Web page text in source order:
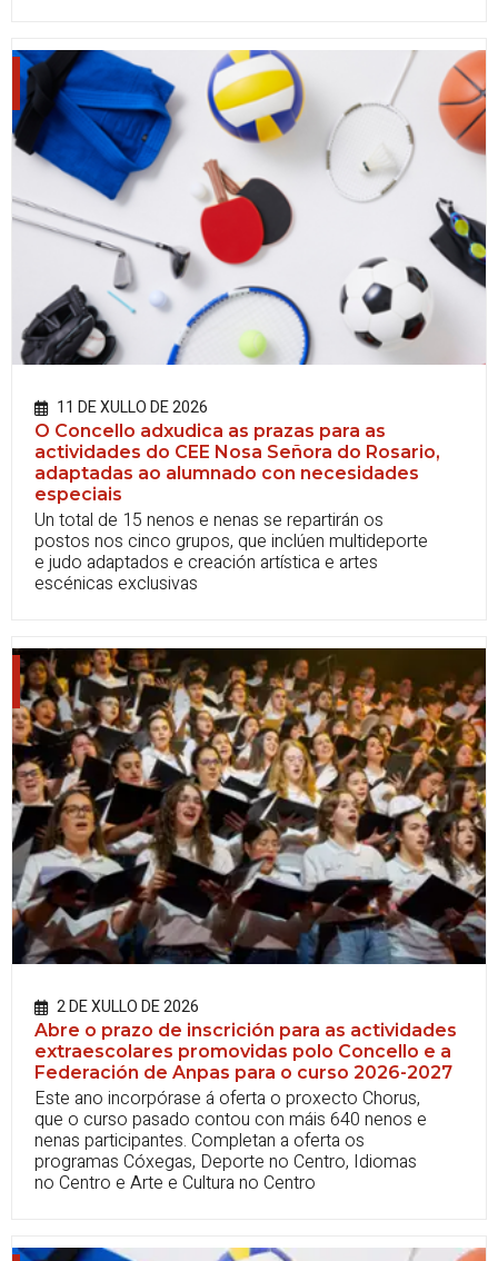
11 DE XULLO DE 2026
O Concello adxudica as prazas para as
actividades do CEE Nosa Señora do Rosario,
adaptadas ao alumnado con necesidades
especiais
Un total de 15 nenos e nenas se repartirán os
postos nos cinco grupos, que inclúen multideporte
e judo adaptados e creación artística e artes
escénicas exclusivas
2 DE XULLO DE 2026
Abre o prazo de inscrición para as actividades
extraescolares promovidas polo Concello e a
Federación de Anpas para o curso 2026-2027
Este ano incorpórase á oferta o proxecto Chorus,
que o curso pasado contou con máis 640 nenos e
nenas participantes. Completan a oferta os
programas Cóxegas, Deporte no Centro, Idiomas
no Centro e Arte e Cultura no Centro